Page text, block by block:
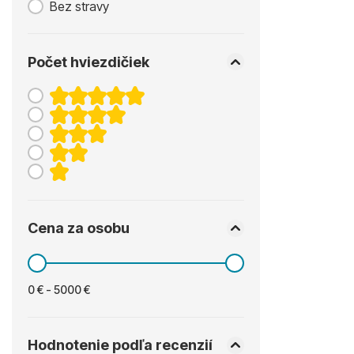
Bez stravy
Počet hviezdičiek
Cena za osobu
0 € - 5000 €
Hodnotenie podľa recenzií